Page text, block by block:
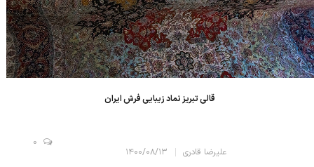
قالی تبریز نماد زیبایی فرش ایران
علیرضا قادری ۱۴۰۰/۰۸/۱۳
0